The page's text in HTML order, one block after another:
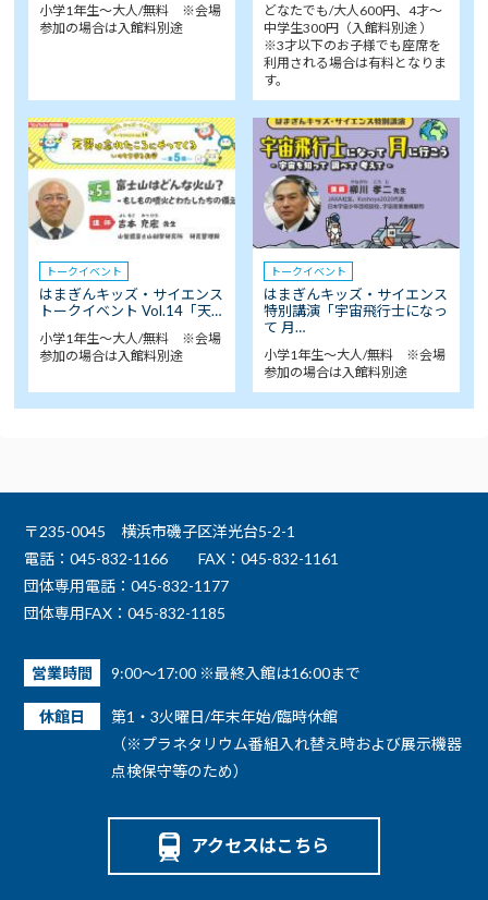
小学1年生～大人/無料 ※会場
参加の場合は入館料別途
どなたでも/大人600円、4才～
中学生300円（入館料別途 ）
※3才以下のお子様でも座席を
利用される場合は有料となりま
す。
トークイベント
はまぎんキッズ・サイエンス
トークイベント Vol.14「天…
小学1年生～大人/無料 ※会場
参加の場合は入館料別途
トークイベント
はまぎんキッズ・サイエンス
特別講演「宇宙飛行士になっ
て 月…
小学1年生～大人/無料 ※会場
参加の場合は入館料別途
〒235-0045 横浜市磯子区洋光台5-2-1
電話：045-832-1166
FAX：045-832-1161
団体専用電話：045-832-1177
団体専用FAX：045-832-1185
営業時間 9:00～17:00 ※最終入館は16:00まで
休館日
第1・3火曜日/年末年始/臨時休館
（※プラネタリウム番組入れ替え時および展示機器
点検保守等のため）
アクセスはこちら